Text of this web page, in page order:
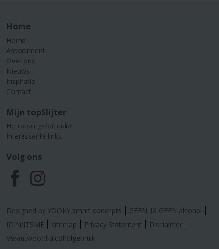
Home
Home
Assortiment
Over ons
Nieuws
Inspiratie
Contact
Mijn topSlijter
Herroepingsformulier
Interessante links
Volg ons
F
a
c
I
n
s
Designed by YOOKY smart concepts
GEEN 18 GEEN alcohol
IDIN/ITSME
sitemap Privacy Statement
Disclaimer
Verantwoord alcoholgebruik